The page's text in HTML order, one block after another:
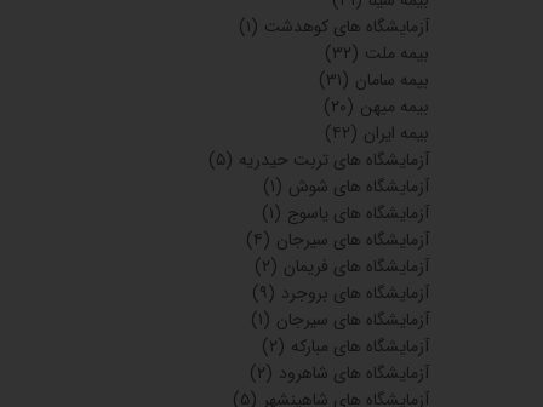
آزمایشگاه های کوهدشت (۱)
بیمه ملت (۳۲)
بیمه سامان (۳۱)
بیمه میهن (۲۰)
بیمه ایران (۴۲)
آزمایشگاه های تربت حیدریه (۵)
آزمایشگاه های شوش (۱)
آزمایشگاه های یاسوج (۱)
آزمایشگاه های سیرجان (۴)
آزمایشگاه های فریمان (۲)
آزمایشگاه های بروجرد (۹)
آزمایشگاه های سیرجان (۱)
آزمایشگاه های مبارکه (۲)
آزمایشگاه های شاهرود (۲)
آزمایشگاه های شاهینشهر (۵)